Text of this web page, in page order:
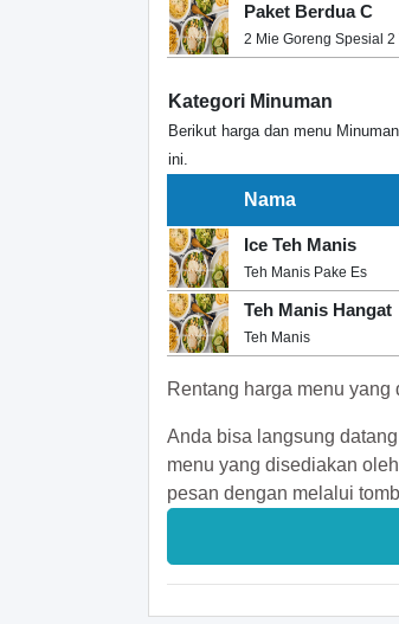
Paket Berdua C
2 Mie Goreng Spesial
Kategori Minuman
Berikut harga dan menu
ini.
Nama
Ice Teh Manis
Teh Manis Pake Es
Teh Manis Hangat
Teh Manis
Rentang harga menu yang
Anda bisa langsung
menu yang disediakan oleh
pesan dengan melalui